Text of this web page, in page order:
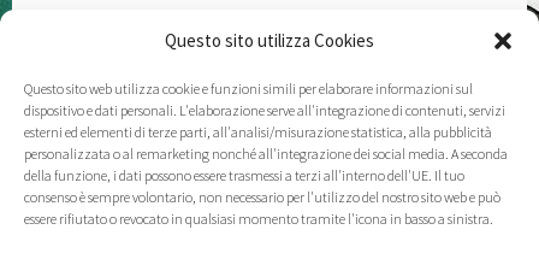
Questo sito utilizza Cookies
Questo sito web utilizza cookie e funzioni simili per elaborare informazioni sul
dispositivo e dati personali. L'elaborazione serve all'integrazione di contenuti, servizi
esterni ed elementi di terze parti, all'analisi/misurazione statistica, alla pubblicità
personalizzata o al remarketing nonché all'integrazione dei social media. A seconda
della funzione, i dati possono essere trasmessi a terzi all'interno dell'UE. Il tuo
consenso è sempre volontario, non necessario per l'utilizzo del nostro sito web e può
essere rifiutato o revocato in qualsiasi momento tramite l'icona in basso a sinistra.
Contatto
Note Legali
Informativa sulla privacy